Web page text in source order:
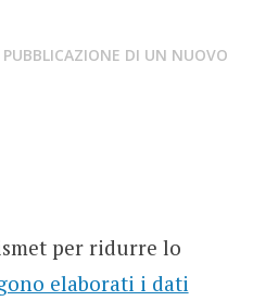
DI UN NUOVO
per ridurre lo
elaborati i dati